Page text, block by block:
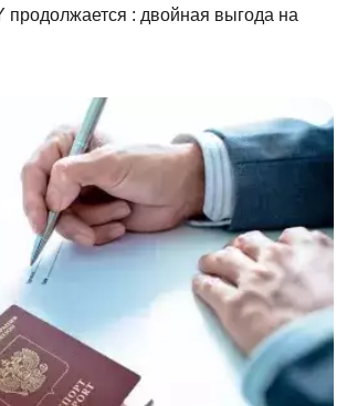
продолжается : двойная выгода на